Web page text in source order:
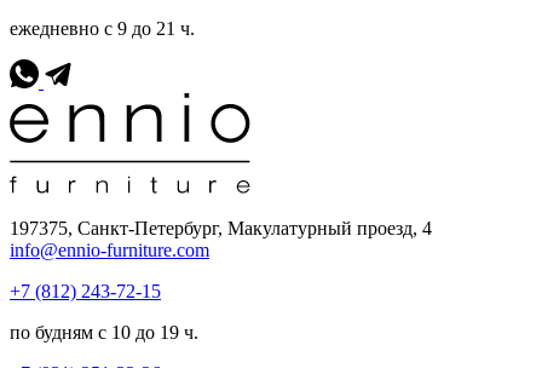
ежедневно с 9 до 21 ч.
197375, Санкт-Петербург, Макулатурный проезд, 4
info@ennio-furniture.com
+7 (812) 243-72-15
по будням с 10 до 19 ч.